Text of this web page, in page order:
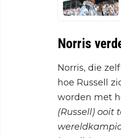
Norris
Norris, die
hoe Russell
worden met
(Russell) ooit